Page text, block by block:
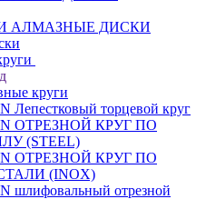
АЛМАЗНЫЕ ДИСКИ
круги
Лепестковый торцевой круг
ОТРЕЗНОЙ КРУГ ПО
(STEEL)
ОТРЕЗНОЙ КРУГ ПО
(INOX)
шлифовальный отрезной